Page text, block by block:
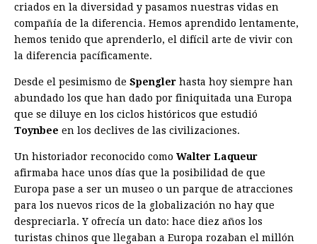
criados en la diversidad y pasamos nuestras vidas en
compañía de la diferencia. Hemos aprendido lentamente,
hemos tenido que aprenderlo, el difícil arte de vivir con
la diferencia pacíficamente.
Desde el pesimismo de Spengler hasta hoy siempre han
abundado los que han dado por finiquitada una Europa
que se diluye en los ciclos históricos que estudió
Toynbee en los declives de las civilizaciones.
Un historiador reconocido como Walter Laqueur
afirmaba hace unos días que la posibilidad de que
Europa pase a ser un museo o un parque de atracciones
para los nuevos ricos de la globalización no hay que
despreciarla. Y ofrecía un dato: hace diez años los
turistas chinos que llegaban a Europa rozaban el millón